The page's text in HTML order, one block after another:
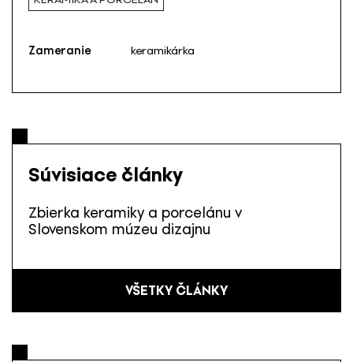
Zameranie keramikárka
Súvisiace články
Zbierka keramiky a porcelánu v
Slovenskom múzeu dizajnu
VŠETKY ČLÁNKY